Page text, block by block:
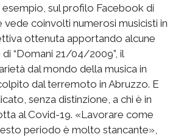
sul profilo Facebook di
vede coinvolti numerosi musicisti in
ottenuta apportando alcune
“Domani 21/04/2009”, il
dal mondo della musica in
dal terremoto in Abruzzo. E
senza distinzione, a chi è in
al Covid-19. «Lavorare come
periodo è molto stancante»,